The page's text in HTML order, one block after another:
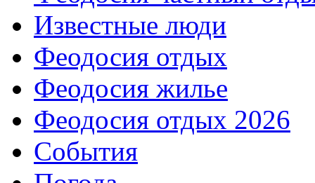
Известные люди
Феодосия отдых
Феодосия жилье
Феодосия отдых 2026
События